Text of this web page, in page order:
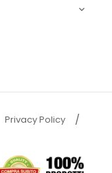

Privacy Policy